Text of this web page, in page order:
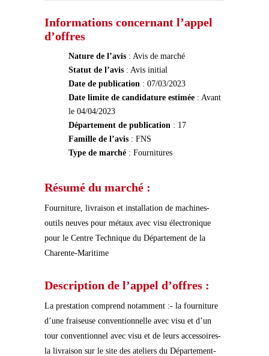
Informations concernant l’appel
d’offres
Nature de l’avis : Avis de marché
Statut de l’avis : Avis initial
Date de publication : 07/03/2023
Date limite de candidature estimée : Avant
le 04/04/2023
Département de publication : 17
Famille de l’avis : FNS
Type de marché : Fournitures
Résumé du marché :
Fourniture, livraison et installation de machines-
outils neuves pour métaux avec visu électronique
pour le Centre Technique du Département de la
Charente-Maritime
Description de l’appel d’offres :
La prestation comprend notamment :- la fourniture
d’une fraiseuse conventionnelle avec visu et d’un
tour conventionnel avec visu et de leurs accessoires-
la livraison sur le site des ateliers du Département-